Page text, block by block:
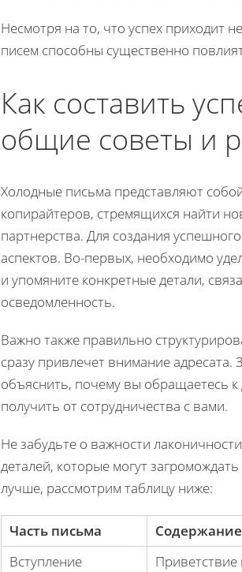
Несмотря на то, что успех приходит
писем способны существенно
Как составить
общие советы и
Холодные письма представляют
копирайтеров, стремящихся найти
партнерства. Для создания
аспектов. Во-первых, необходимо
и упомяните конкретные детали,
осведомленность.
Важно также правильно
сразу привлечет внимание адресата.
объяснить, почему вы обращаетесь
получить от сотрудничества с вами.
Не забудьте о важности
деталей, которые могут
лучше, рассмотрим таблицу ниже:
Часть письма
Содержание
Вступление